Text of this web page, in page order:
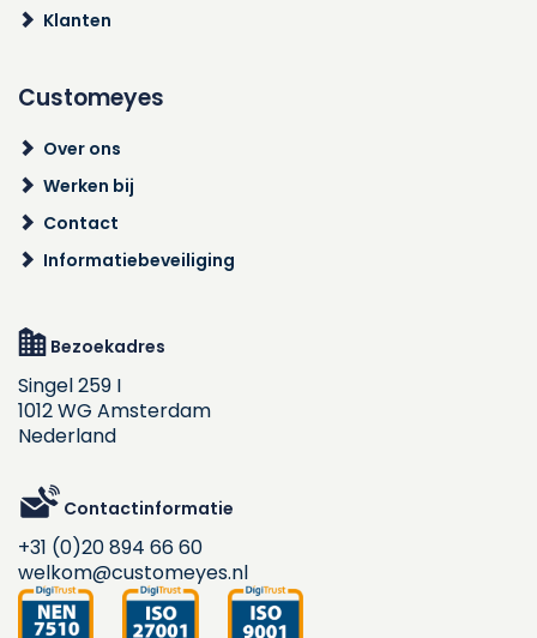
Klanten
Customeyes
Over ons
Werken bij
Contact
Informatiebeveiliging
Bezoekadres
Singel 259 I
1012 WG Amsterdam
Nederland
Contactinformatie
+31 (0)20 894 66 60
welkom@customeyes.nl